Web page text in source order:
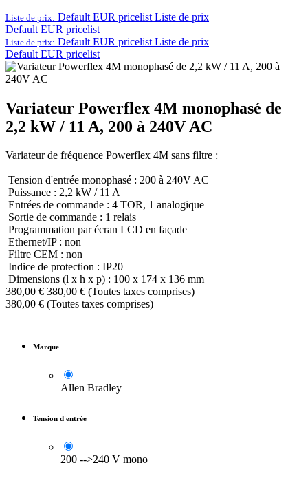
Liste de prix: Default EUR pricelist Liste de prix
Default EUR pricelist
Liste de prix: Default EUR pricelist Liste de prix
Default EUR pricelist
Variateur Powerflex 4M monophasé de
2,2 kW / 11 A, 200 à 240V AC
Variateur de fréquence Powerflex 4M sans filtre :
Tension d'entrée monophasé : 200 à 240V AC
Puissance : 2,2 kW / 11 A
Entrées de commande : 4 TOR, 1 analogique
Sortie de commande : 1 relais
Programmation par écran LCD en façade
Ethernet/IP : non
Filtre CEM : non
Indice de protection : IP20
Dimensions (l x h x p) : 100 x 174 x 136 mm
380,00 € 380,00€ (Toutes taxes comprises)
380,00 € (Toutes taxes comprises)
Marque
Allen Bradley
Tension d'entrée
200 -->240 V mono